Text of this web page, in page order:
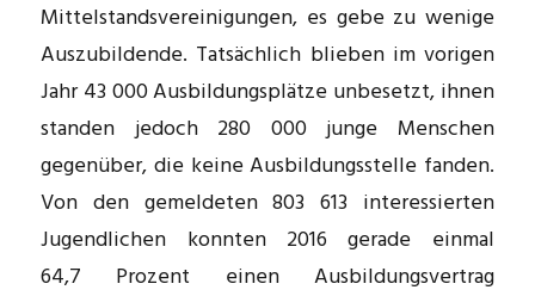
Mittelstandsvereinigungen, es gebe zu wenige
Auszubildende. Tatsächlich blieben im vorigen
Jahr 43 000 Ausbildungsplätze unbesetzt, ­ihnen
standen jedoch 280 000 junge Menschen
gegenüber, die keine ­Ausbildungsstelle fanden.
Von den gemeldeten 803 613 interessierten
Jugendlichen konnten 2016 gerade einmal
64,7 Prozent einen Ausbildungsvertrag